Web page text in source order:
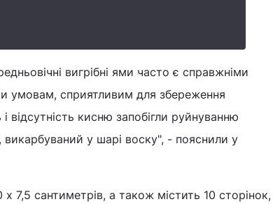
вигрібні ями часто є справжніми
умовам, сприятливим для збереження
відсутність кисню запобігли руйнуванню
у шарі воску", - пояснили у
7,5 сантиметрів, а також містить 10 сторінок,